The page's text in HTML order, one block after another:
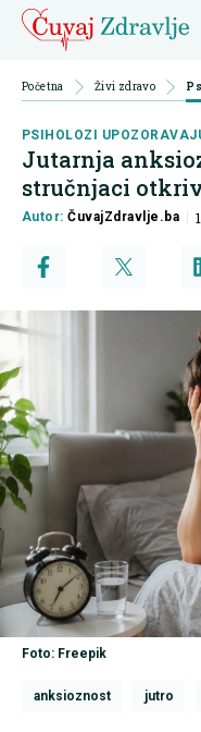
Početna Živi zdravo
PSIHOLOZI
Jutarnja
stručnjaci
Autor:ČuvajZdravlje.ba
Foto: Freepik
anksioznost jutro